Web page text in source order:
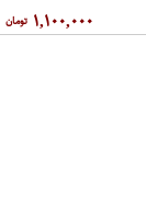
۱,۱۰۰,۰۰۰